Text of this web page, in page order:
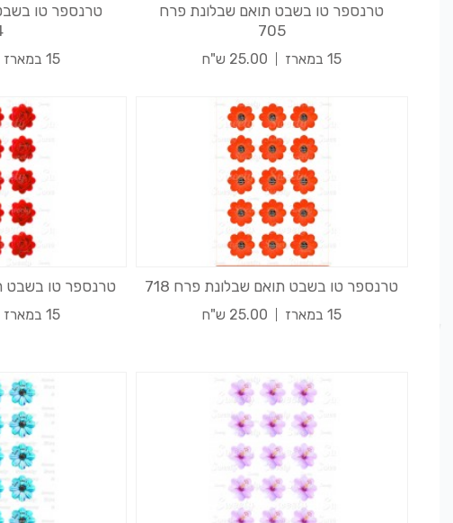
טרנספר טו בשבט תואם שבלונת פרח
705
15 במארז 25.00 ש"ח
טרנספר טו
15 במארז
טרנספר טו בשבט תואם שבלונת פרח 718
15 במארז 25.00 ש"ח
טרנספר טו בשבט
15 במארז